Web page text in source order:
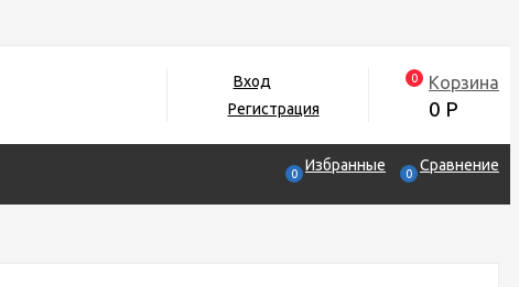
Вход
Регистрация
0 Корзина
0 Р
0 Избранные 0 Сравнение